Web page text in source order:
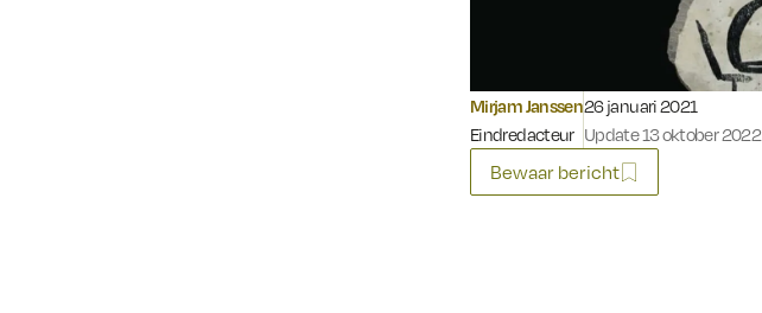
Mirjam Janssen
Eindredacteur
Gepubliceerd op:
26 januari 2021
Update 13 oktober 2022
Bewaar bericht